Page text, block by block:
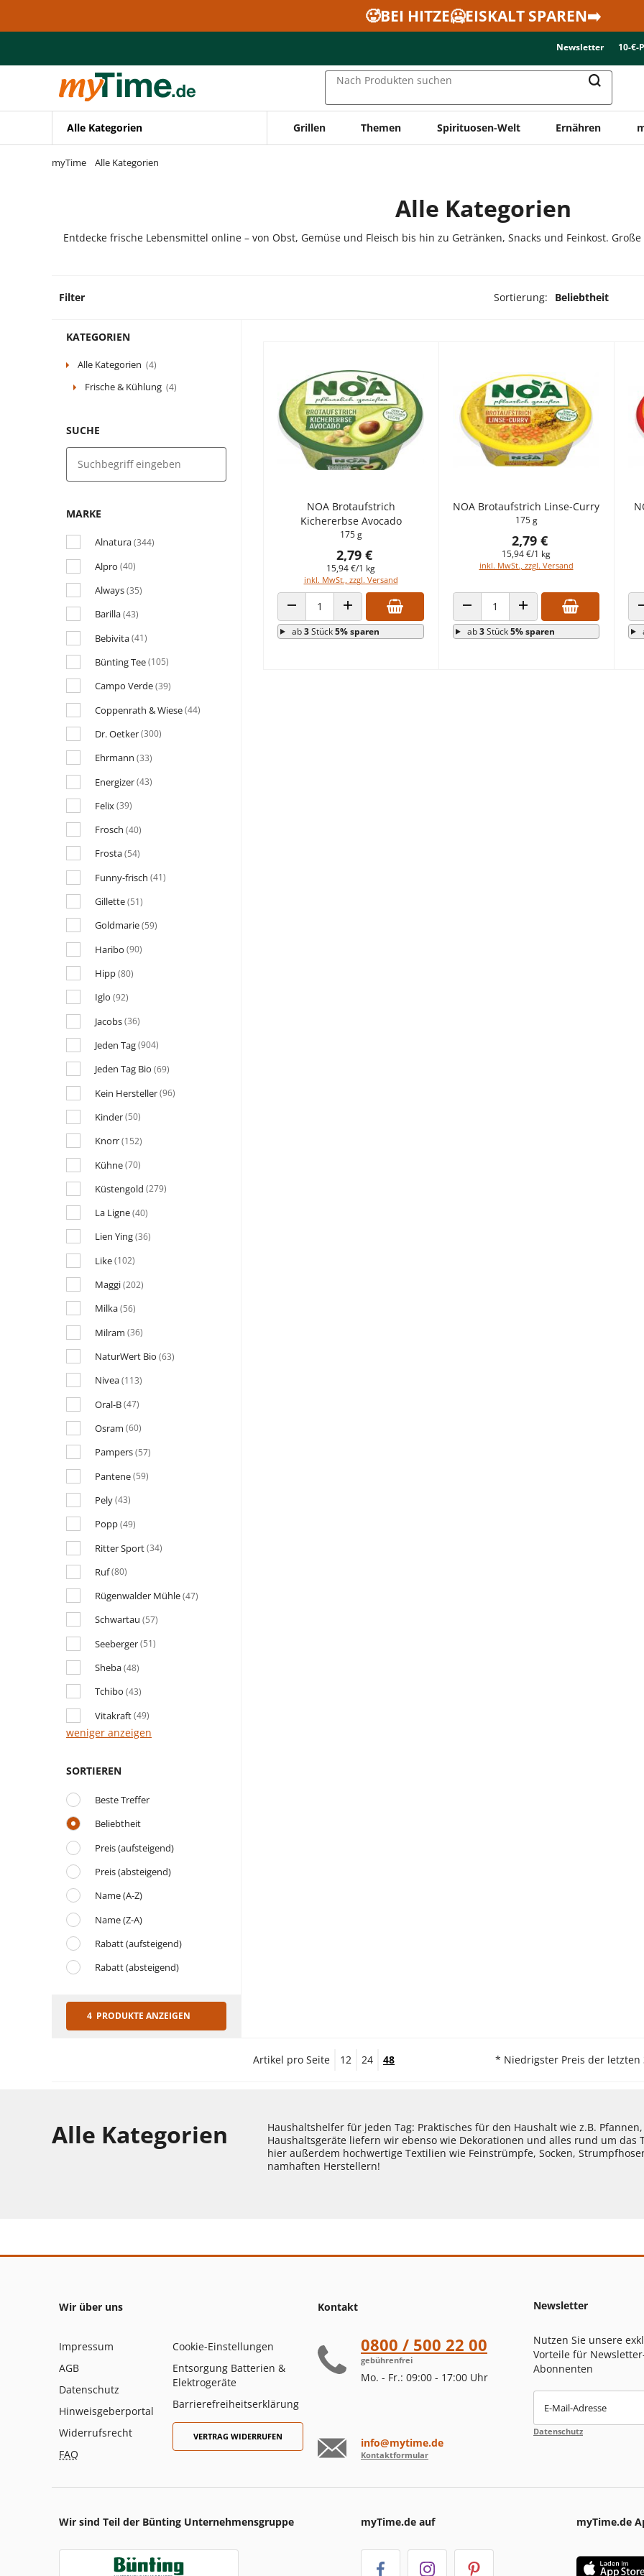
Zur Navigation springen
🥵BEI HITZE🥶EISKALT SPAREN➡️
Newsletter 10-€-
Nach Produkten suchen
Alle Kategorien Grillen Themen Spirituosen-Welt Ernähren
myTime Alle Kategorien
Alle Kategorien
Entdecke frische Lebensmittel online – von Obst, Gemüse und Fleisch bis hin zu Getränken, Snacks und Feinkost.
Filter Sortierung: Beliebtheit
KATEGORIEN
Alle Kategorien (4)
Frische & Kühlung (4)
SUCHE
MARKE
Alnatura(344)
Alpro (40)
Always(35)
Barilla(43)
Bebivita(41)
Bünting Tee(105)
Campo Verde(39)
Coppenrath & Wiese(44)
Dr. Oetker(300)
Ehrmann (33)
Energizer(43)
Felix(39)
Frosch (40)
Frosta(54)
Funny-frisch (41)
Gillette(51)
Goldmarie(59)
Haribo (90)
Hipp(80)
Iglo (92)
Jacobs(36)
Jeden Tag(904)
Jeden Tag Bio (69)
Kein Hersteller(96)
Kinder(50)
Knorr(152)
Kühne(70)
Küstengold (279)
La Ligne(40)
Lien Ying(36)
Like(102)
Maggi(202)
Milka(56)
Milram (36)
NaturWert Bio (63)
Nivea(113)
Oral-B(47)
Osram (60)
Pampers(57)
Pantene(59)
Pely(43)
Popp(49)
Ritter Sport(34)
Ruf(80)
Rügenwalder Mühle(47)
Schwartau (57)
Seeberger(51)
Sheba(48)
Tchibo (43)
Vitakraft(49)
weniger anzeigen
SORTIEREN
Beste Treffer
Beliebtheit
Preis (aufsteigend)
Preis (absteigend)
Name (A-Z)
Name (Z-A)
Rabatt (aufsteigend)
Rabatt (absteigend)
4 PRODUKTE ANZEIGEN
NOA Brotaufstrich
Kichererbse Avocado
175 g
2,79 €
15,94 €/1 kg
inkl. MwSt., zzgl. Versand
ANZAHL VERRINGERNANZAHL ERHÖHEN
ab3Stück5% sparen
NOA Brotaufstrich Linse-Curry
175 g
2,79 €
15,94 €/1 kg
inkl. MwSt., zzgl. Versand
ANZAHL VERRINGERNANZAHL ERHÖHEN
ab3Stück5% sparen
Artikel pro Seite 12 24 48 * Niedrigster Preis der letzten
Alle Kategorien
Haushaltshelfer für jeden Tag: Praktisches für den Haushalt wie z.B.
Haushaltsgeräte liefern wir ebenso wie Dekorationen und alles rund um das
hier außerdem hochwertige Textilien wie Feinstrümpfe, Socken,
namhaften Herstellern!
Wir über uns
Impressum
AGB
Datenschutz
Hinweisgeberportal
Widerrufsrecht
FAQ
Cookie-Einstellungen
Entsorgung Batterien &
Elektrogeräte
Barrierefreiheitserklärung
VERTRAG WIDERRUFEN
Kontakt
0800 / 500 22 00
gebührenfrei
Mo. - Fr.: 09:00 - 17:00 Uhr
info@mytime.de
Kontaktformular
Newsletter
Nutzen Sie unsere
Vorteile für
Abonnenten
E-Mail-Adresse
Datenschutz
Wir sind Teil der Bünting Unternehmensgruppe myTime.de auf myTime.de